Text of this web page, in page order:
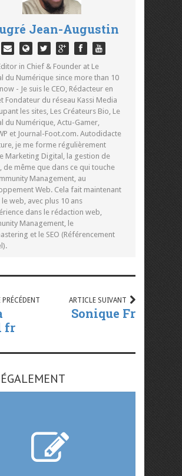
Jean-Augustin
in Chief & Founder at Le
du Numérique since more than 10
- Je suis le CEO, Rédacteur en
Fondateur du réseau Kassi Media
les sites, Les Créateurs Bio, Le
du Numérique, Actu-Gamer,
et Journal-Foot.com. Autodidacte
je me forme régulièrement
Marketing Digital, la gestion de
de même que dans ce qui touche
Management, au
Web. Cela fait maintenant
le web, avec plus 10 ans
dans le rédaction web,
Management, le
et le SEO (Référencement
fr
ARTICLE SUIVANT
Sonique Fr